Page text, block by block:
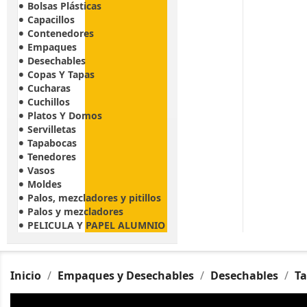
Bolsas Plásticas
Capacillos
Contenedores
Empaques
Desechables
Copas Y Tapas
Cucharas
Cuchillos
Platos Y Domos
Servilletas
Tapabocas
Tenedores
Vasos
Moldes
Palos, mezcladores y pitillos
Palos y mezcladores
PELICULA Y PAPEL ALUMNIO
Inicio Empaques y Desechables Desechables